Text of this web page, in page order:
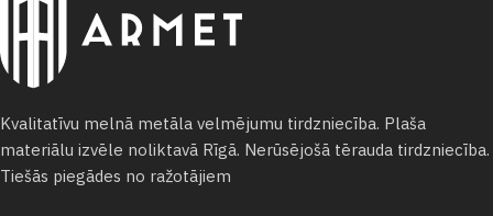
Kvalitatīvu melnā metāla velmējumu tirdzniecība. Plaša
materiālu izvēle noliktavā Rīgā. Nerūsējošā tērauda tirdzniecība.
Tiešās piegādes no ražotājiem